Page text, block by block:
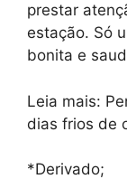
prestar
estação. Só
bonita e
Leia mais:
dias frios de
*Derivado;